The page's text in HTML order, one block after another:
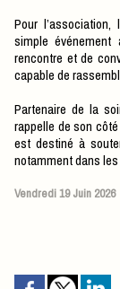
Pour
simple
rencontre et de
capable de
Partenaire de la
rappelle de son
est destiné à
notamment dans
Vendredi 19 Juin 2026